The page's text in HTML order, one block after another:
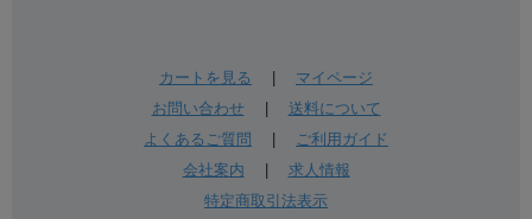
カートを見る
マイページ
お問い合わせ| 送料について
よくあるご質問
ご利用ガイド
会社案内
求人情報
特定商取引法表示